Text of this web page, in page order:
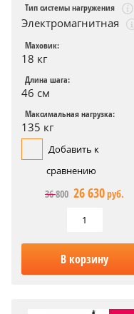
Тип системы нагружения
Электромагнитная
Маховик:
18 кг
Длина шага:
46 см
Максимальная нагрузка:
135 кг
Добавить к
сравнению
36 800 26 630руб.
В корзину